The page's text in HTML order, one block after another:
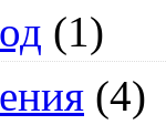
(1)
(4)